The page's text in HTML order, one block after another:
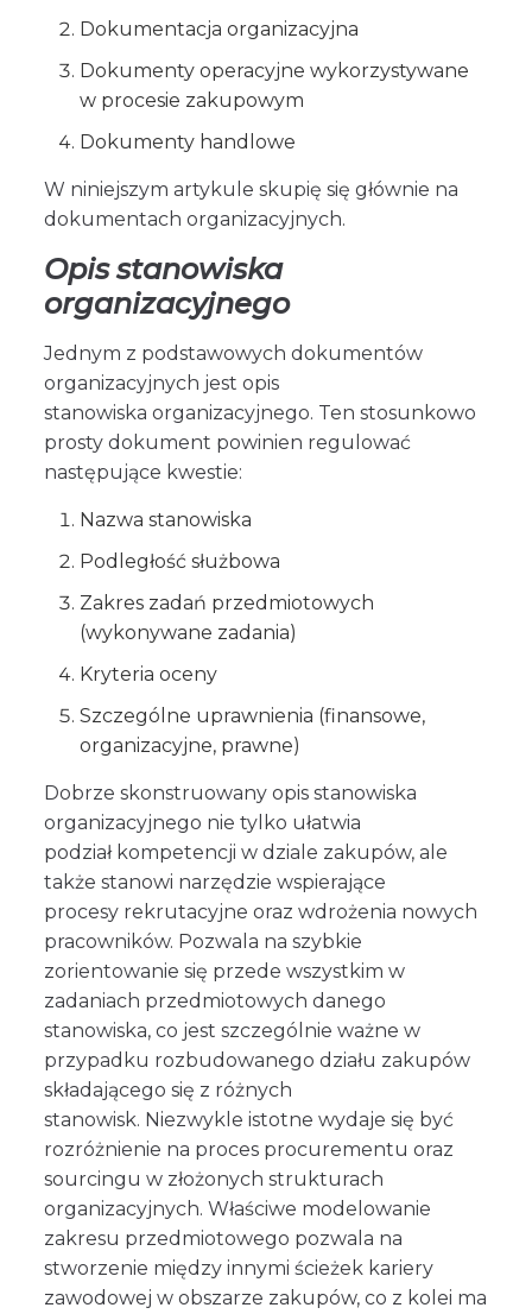
Dokumentacja organizacyjna
Dokumenty operacyjne wykorzystywane
w procesie zakupowym
Dokumenty handlowe
W niniejszym artykule skupię się głównie na
dokumentach organizacyjnych.
Opis stanowiska
organizacyjnego
Jednym z podstawowych dokumentów
organizacyjnych jest opis
stanowiska organizacyjnego. Ten stosunkowo
prosty dokument powinien regulować
następujące kwestie:
Nazwa stanowiska
Podległość służbowa
Zakres zadań przedmiotowych
(wykonywane zadania)
Kryteria oceny
Szczególne uprawnienia (finansowe,
organizacyjne, prawne)
Dobrze skonstruowany opis stanowiska
organizacyjnego nie tylko ułatwia
podział kompetencji w dziale zakupów, ale
także stanowi narzędzie wspierające
procesy rekrutacyjne oraz wdrożenia nowych
pracowników. Pozwala na szybkie
zorientowanie się przede wszystkim w
zadaniach przedmiotowych danego
stanowiska, co jest szczególnie ważne w
przypadku rozbudowanego działu zakupów
składającego się z różnych
stanowisk. Niezwykle istotne wydaje się być
rozróżnienie na proces procurementu oraz
sourcingu w złożonych strukturach
organizacyjnych. Właściwe modelowanie
zakresu przedmiotowego pozwala na
stworzenie między innymi ścieżek kariery
zawodowej w obszarze zakupów, co z kolei ma